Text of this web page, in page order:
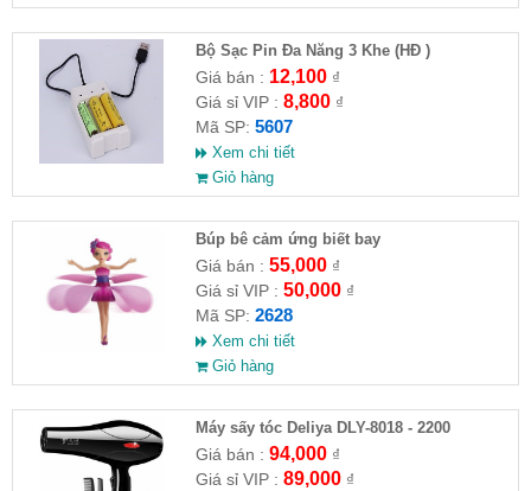
Bộ Sạc Pin Đa Năng 3 Khe (HĐ )
Giá bán : 12,100₫
Giá sỉ VIP : 8,800₫
Mã SP: 5607
Xem chi tiết
Giỏ hàng
​Búp bê cảm ứng biết bay
Giá bán : 55,000₫
Giá sỉ VIP : 50,000₫
Mã SP: 2628
Xem chi tiết
Giỏ hàng
Máy sấy tóc Deliya DLY-8018 - 2200
Giá bán : 94,000₫
Giá sỉ VIP : 89,000₫